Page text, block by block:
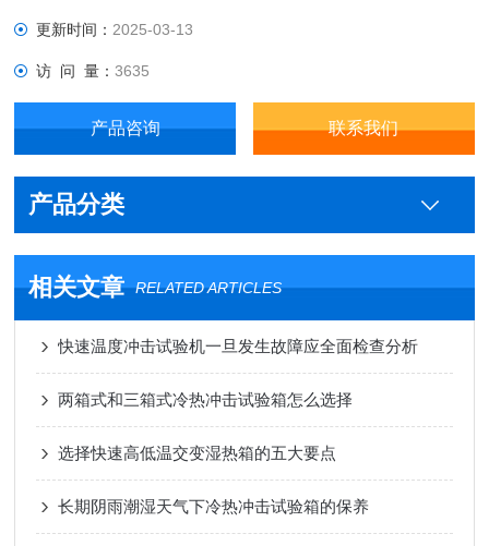
更新时间： 2025-03-13
访 问 量：3635
产品咨询 联系我们
产品分类
相关文章 RELATED ARTICLES
快速温度冲击试验机一旦发生故障应全面检查分析
两箱式和三箱式冷热冲击试验箱怎么选择
选择快速高低温交变湿热箱的五大要点
长期阴雨潮湿天气下冷热冲击试验箱的保养